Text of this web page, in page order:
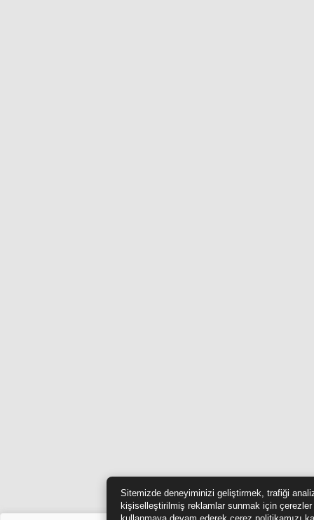
Sitemizde deneyiminizi geliştirmek, trafiği
kişiselleştirilmiş reklamlar sunmak için